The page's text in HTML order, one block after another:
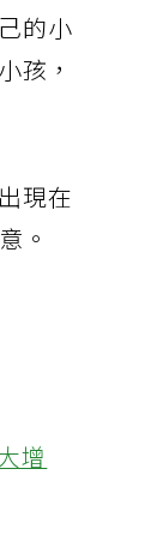
的小
孩，
現在
。
增